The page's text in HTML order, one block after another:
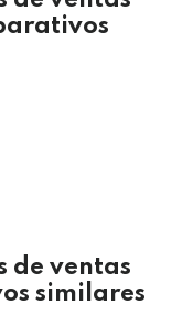
de ventas
similares